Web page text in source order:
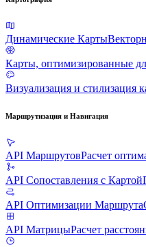
Динамические Карты
Карты, оптимизированные
Визуализация и стилизация
Маршрутизация и Навигация
API МаршрутовРасчет
API Сопоставления с Картой
API Оптимизации Маршрута
API МатрицыРасчет